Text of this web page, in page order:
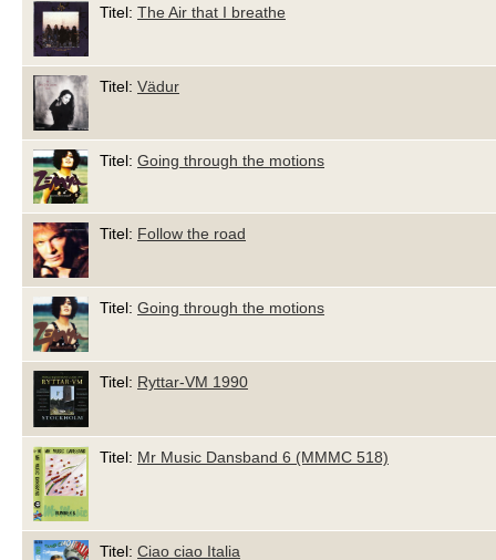
Titel: The Air that I breathe
Titel: Vädur
Titel: Going through the motions
Titel: Follow the road
Titel: Going through the motions
Titel: Ryttar-VM 1990
Titel: Mr Music Dansband 6 (MMMC 518)
Titel: Ciao ciao Italia